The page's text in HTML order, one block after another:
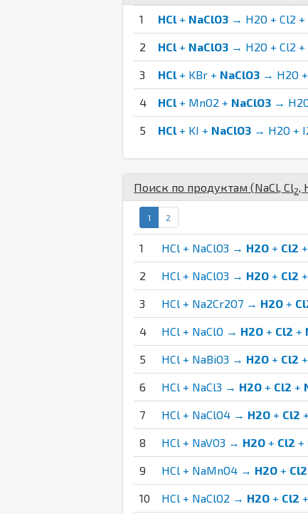
1 HCl+ NaClO3 → H2O + Cl2 +
2 HCl+ NaClO3 → H2O + Cl2 +
3 HCl+ KBr + NaClO3 → H2O
4 HCl+ MnO2 + NaClO3 →
5 HCl+ KI + NaClO3 → H2O +
Поиск по продуктам (NaCl, Cl2,
1 2
1 HCl + NaClO3 → H2O + Cl2 +
2 HCl + NaClO3 → H2O + Cl2 +
3 HCl + Na2Cr2O7 → H2O +
4 HCl + NaClO → H2O + Cl2 +
5 HCl + NaBiO3 → H2O + Cl2 +
6 HCl + NaCl3 → H2O + Cl2 +
7 HCl + NaClO4 → H2O + Cl2
8 HCl + NaVO3 → H2O + Cl2 +
9 HCl + NaMnO4 → H2O + Cl2
10 HCl + NaClO2 → H2O + Cl2 +